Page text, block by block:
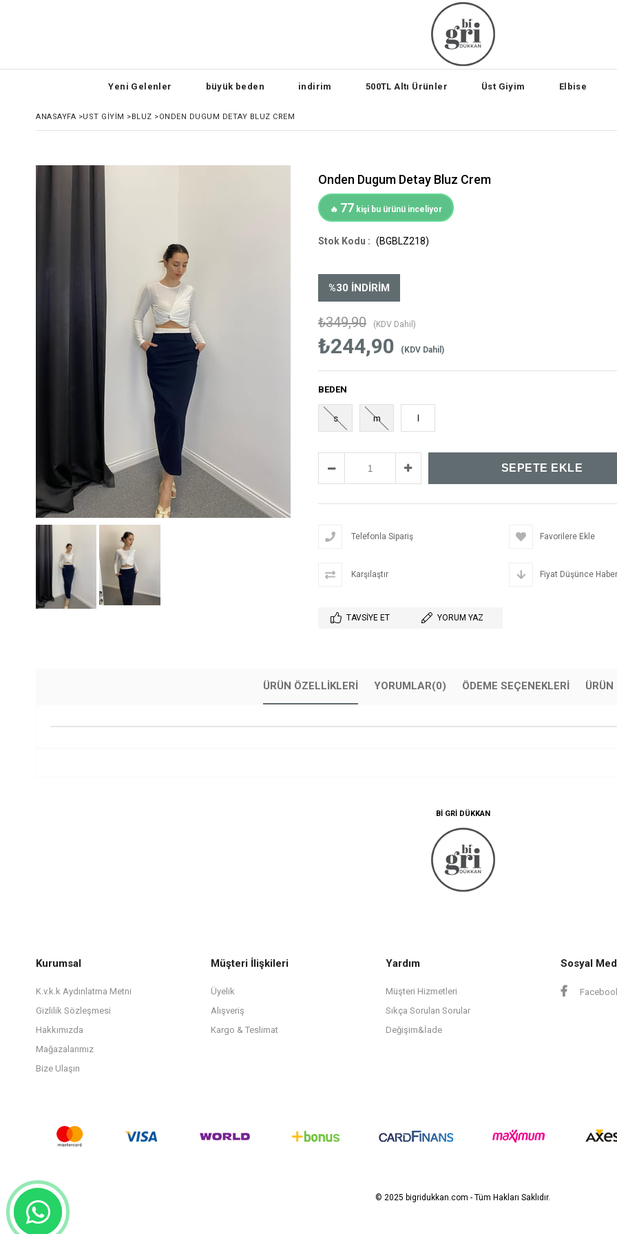
Yeni Gelenler büyük beden indirim 500TL Altı Ürünler Üst Giyim Elbise
ANASAYFA >UST GIYIM >BLUZ >ONDEN DUGUM DETAY BLUZ CREM
Onden Dugum Detay Bluz Crem
🔥 77 kişi bu ürünü inceliyor
(BGBLZ218)
%30 İNDIRIM
₺349,90 (KDV Dahil)
₺244,90 (KDV Dahil)
BEDEN
s m
Telefonla Sipariş Favorilere Ekle
Karşılaştır Fiyat Düşünce
TAVSIYE ET YORUM YAZ
ÜRÜN ÖZELLIKLERI YORUMLAR(0) ÖDEME SEÇENEKLERI ÜRÜN
BI GRI DÜKKAN
Kurumsal
K.v.k.k Aydınlatma Metni
Gizlilik Sözleşmesi
Hakkımızda
Mağazalarımız
Bize Ulaşın
Müşteri İlişkileri
Üyelik
Alışveriş
Kargo & Teslimat
Yardım
Müşteri Hizmetleri
Sıkça Sorulan Sorular
Değişim&İade
Sosyal
© 2025 bigridukkan.com - Tüm Hakları Saklıdır.